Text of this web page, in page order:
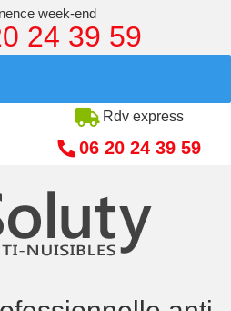
Rdv express
06 20 24 39 59
week-end
24 39 59